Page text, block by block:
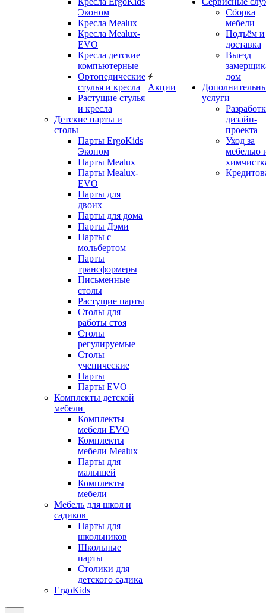
Эконом
Кресла Mealux
Кресла Mealux-
EVO
Кресла детские
компьютерные
Ортопедические
стулья и кресла
Растущие стулья
и кресла
Детские парты и
столы
Парты ErgoKids
Эконом
Парты Mealux
Парты Mealux-
EVO
Парты для
двоих
Парты для дома
Парты Дэми
Парты с
мольбертом
Парты
трансформеры
Письменные
столы
Растущие парты
Столы для
работы стоя
Столы
регулируемые
Столы
ученические
Парты
Парты EVO
Комплекты детской
мебели
Комплекты
мебели EVO
Комплекты
мебели Mealux
Парты для
малышей
Комплекты
мебели
Мебель для школ и
садиков
Парты для
школьников
Школьные
парты
Столики для
детского садика
ErgoKids
Акции
Сборка
мебели
Подъём и
доставка
Выезд
дом
услуги
дизайн-
проекта
Уход за
мебелью